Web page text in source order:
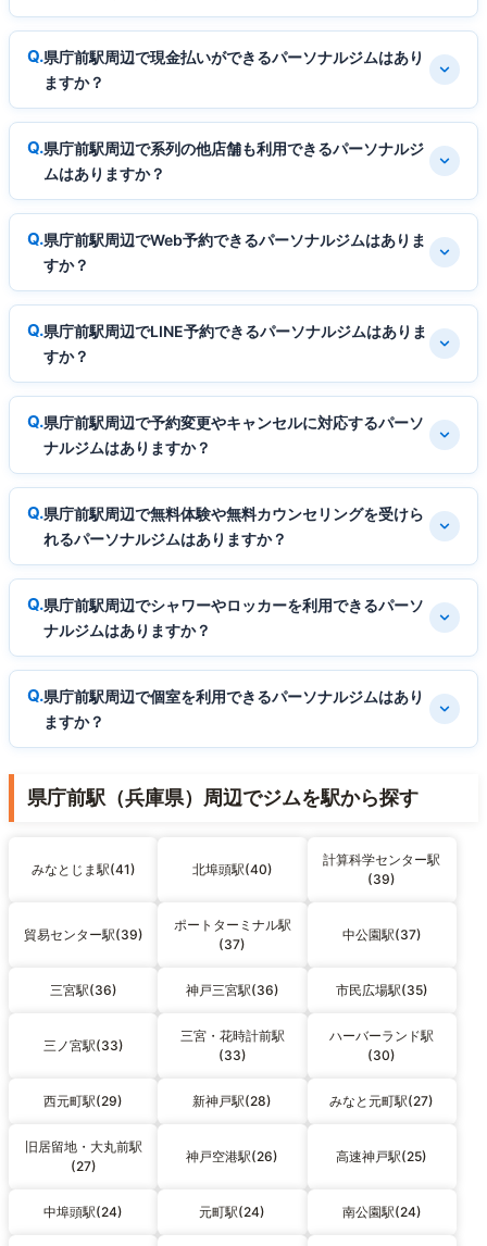
県庁前駅周辺で現金払いができるパーソナルジムはあり
ますか？
県庁前駅周辺で系列の他店舗も利用できるパーソナルジ
ムはありますか？
県庁前駅周辺でWeb予約できるパーソナルジムはありま
すか？
県庁前駅周辺でLINE予約できるパーソナルジムはありま
すか？
県庁前駅周辺で予約変更やキャンセルに対応するパーソ
ナルジムはありますか？
県庁前駅周辺で無料体験や無料カウンセリングを受けら
れるパーソナルジムはありますか？
県庁前駅周辺でシャワーやロッカーを利用できるパーソ
ナルジムはありますか？
県庁前駅周辺で個室を利用できるパーソナルジムはあり
ますか？
県庁前駅（兵庫県）周辺でジムを駅から探す
みなとじま駅(41) 北埠頭駅(40)
計算科学センター駅
(39)
貿易センター駅(39)
ポートターミナル駅
(37)
中公園駅(37)
三宮駅(36) 神戸三宮駅(36) 市民広場駅(35)
三ノ宮駅(33)
三宮・花時計前駅
(33)
ハーバーランド駅
(30)
西元町駅(29) 新神戸駅(28) みなと元町駅(27)
旧居留地・大丸前駅
(27)
神戸空港駅(26) 高速神戸駅(25)
中埠頭駅(24) 元町駅(24) 南公園駅(24)